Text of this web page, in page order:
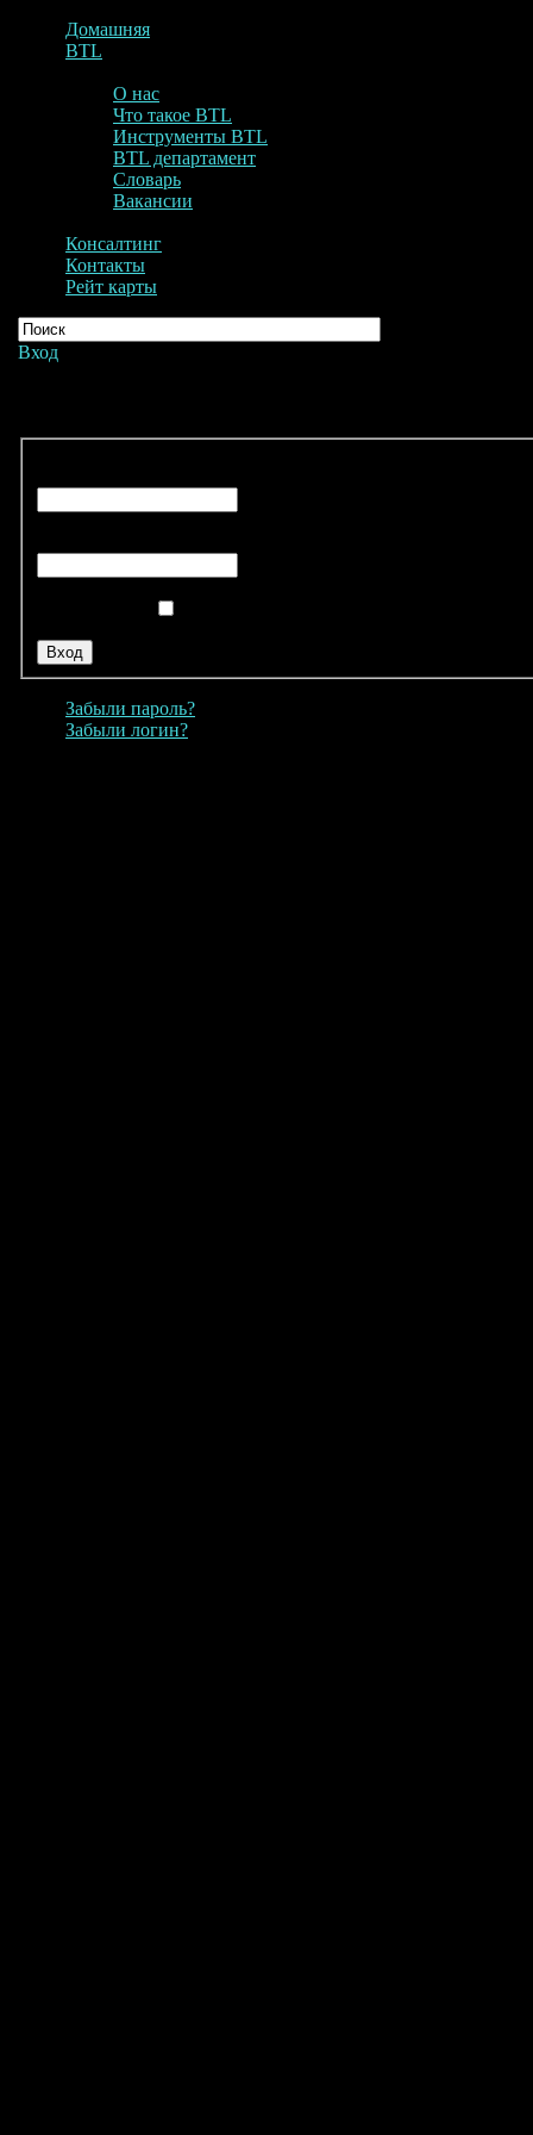
Домашняя
BTL
О нас
Что такое BTL
Инструменты BTL
BTL департамент
Словарь
Вакансии
Консалтинг
Контакты
Рейт карты
Вход
Забыли пароль?
Забыли логин?